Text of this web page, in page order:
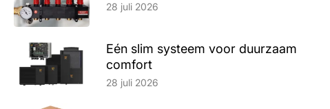
28 juli 2026
Eén slim systeem voor duurzaam
comfort
Lees artikel
28 juli 2026